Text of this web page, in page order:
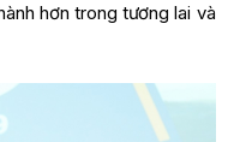
hơn trong tương lai và